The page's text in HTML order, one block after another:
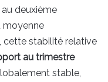
au deuxième
moyenne
cette stabilité relative
au trimestre
stable,